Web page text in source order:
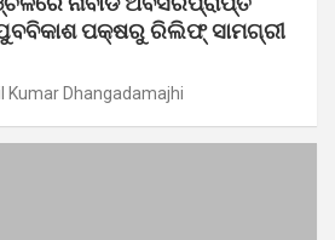
ପକ୍ଷରୁ ରିଲିଫ୍ ସାମଗ୍ରୀ
Kumar Dhangadamajhi